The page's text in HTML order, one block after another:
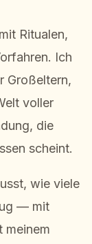
Ritualen,
Ich
Großeltern,
voller
die
scheint.
wie viele
— mit
meinem